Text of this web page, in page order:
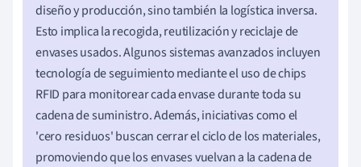
diseño y producción, sino también la logística inversa.
Esto implica la recogida, reutilización y reciclaje de
envases usados. Algunos sistemas avanzados incluyen
tecnología de seguimiento mediante el uso de chips
RFID para monitorear cada envase durante toda su
cadena de suministro. Además, iniciativas como el
'cero residuos' buscan cerrar el ciclo de los materiales,
promoviendo que los envases vuelvan a la cadena de